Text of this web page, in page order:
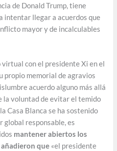
de Donald Trump, tiene
intentar llegar a acuerdos que
mayor y de incalculables
con el presidente Xi en el
propio memorial de agravios
acuerdo alguno más allá
la voluntad de evitar el temido
Casa Blanca se ha sostenido
global responsable, es
mantener abiertos los
añadieron que «el presidente